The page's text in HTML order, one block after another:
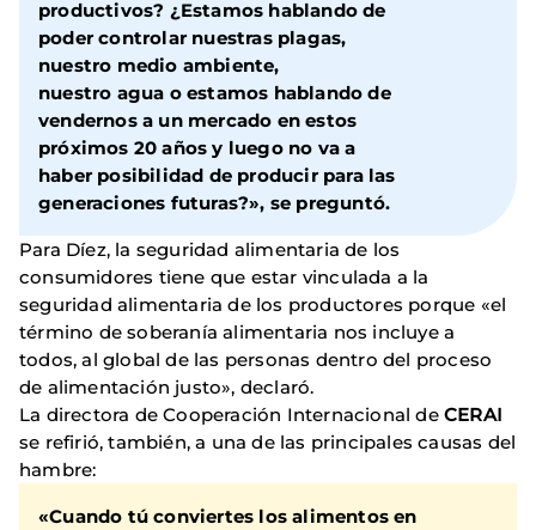
productivos? ¿Estamos hablando de
poder controlar nuestras plagas,
nuestro medio ambiente,
nuestro agua o estamos hablando de
vendernos a un mercado en estos
próximos 20 años y luego no va a
haber posibilidad de producir para las
generaciones futuras?», se preguntó.
Para Díez, la seguridad alimentaria de los
consumidores tiene que estar vinculada a la
seguridad alimentaria de los productores porque «el
término de soberanía alimentaria nos incluye a
todos, al global de las personas dentro del proceso
de alimentación justo», declaró.
La directora de Cooperación Internacional de CERAI
se refirió, también, a una de las principales causas del
hambre:
«Cuando tú conviertes los alimentos en